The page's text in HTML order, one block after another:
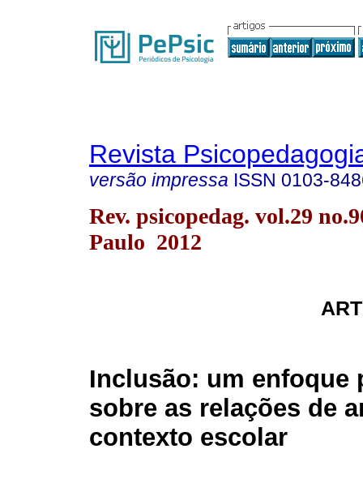
Revista
versão impressa ISSN 0103-
Rev. psicopedag. vol.29
Paulo 2012
Inclusão: um enfoque
sobre as relações de
contexto escolar